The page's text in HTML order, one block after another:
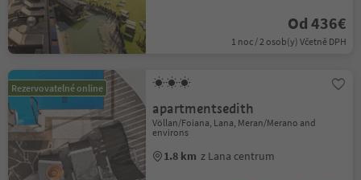
Od 436€
1 noc / 2 osob(y) Včetně DPH
Rezervovatelné online
apartmentsedith
Völlan/Foiana, Lana, Meran/Merano and
environs
1.8 km z Lana centrum